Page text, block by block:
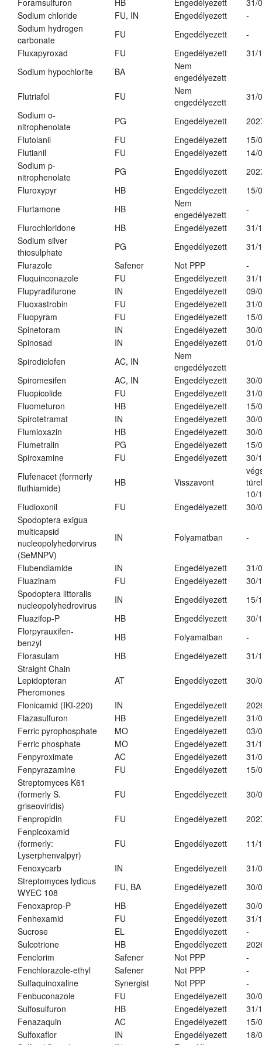
Foramsulfuron HB Engedélyezett
31/
Sodium chloride
FU, IN Engedélyezett
-
Sodium hydrogen
carbonate
FU Engedélyezett
-
Fluxapyroxad
FU Engedélyezett
31/
Sodium hypochlorite
BA
Nem
engedélyezett
Flutriafol
FU
Nem
engedélyezett
31/
Sodium o-
nitrophenolate
PG Engedélyezett
Flutolanil
FU Engedélyezett
15/
Flutianil
FU Engedélyezett
14/
Sodium p-
nitrophenolate
PG Engedélyezett
Fluroxypyr
HB Engedélyezett
15/
Flurtamone
HB
Nem
engedélyezett
-
Flurochloridone
HB Engedélyezett
31/
Sodium silver
thiosulphate
PG Engedélyezett
31/
Flurazole
Safener Not PPP
-
Fluquinconazole
FU Engedélyezett
31/
Flupyradifurone
IN Engedélyezett
09/
Fluoxastrobin
FU Engedélyezett
31/
Fluopyram
FU Engedélyezett
15/
Spinetoram
IN Engedélyezett
30/
Spinosad
IN Engedélyezett
01/
Spirodiclofen
AC, IN
Nem
engedélyezett
Spiromesifen
AC, IN Engedélyezett
30/
Fluopicolide
FU Engedélyezett
31/
Fluometuron
HB Engedélyezett
15/
Spirotetramat
IN Engedélyezett
30/
Flumioxazin
HB Engedélyezett
30/
Flumetralin
PG Engedélyezett
15/
Spiroxamine
FU Engedélyezett
30/
Flufenacet (formerly
fluthiamide)
HB Visszavont
10/
Fludioxonil
FU Engedélyezett
30/
Spodoptera exigua
multicapsid
nucleopolyhedorvirus
(SeMNPV)
IN Folyamatban -
Flubendiamide IN Engedélyezett
31/
Fluazinam
FU Engedélyezett
30/
Spodoptera littoralis
nucleopolyhedrovirus
IN Engedélyezett
15/
Fluazifop-P
HB Engedélyezett
30/
Florpyrauxifen-
benzyl
HB Folyamatban
-
Florasulam
HB Engedélyezett
31/
Straight Chain
Lepidopteran
Pheromones
AT Engedélyezett 30/
Flonicamid (IKI-220) IN Engedélyezett
Flazasulfuron
HB Engedélyezett
31/
Ferric pyrophosphate
MO Engedélyezett
03/
Ferric phosphate
MO Engedélyezett
31/
Fenpyroximate
AC Engedélyezett
31/
Fenpyrazamine
FU Engedélyezett
15/
Streptomyces K61
(formerly S.
griseoviridis)
FU Engedélyezett 30/
Fenpropidin FU Engedélyezett
Fenpicoxamid
(formerly:
Lyserphenvalpyr)
FU Engedélyezett 11/
Fenoxycarb IN Engedélyezett
31/
Streptomyces lydicus
WYEC 108
FU, BA Engedélyezett
30/
Fenoxaprop-P
HB Engedélyezett
30/
Fenhexamid
FU Engedélyezett
31/
Sucrose
EL Engedélyezett
-
Sulcotrione
HB Engedélyezett
Fenclorim
Safener Not PPP
-
Fenchlorazole-ethyl
Safener Not PPP
-
Sulfaquinoxaline
Synergist Not PPP
-
Fenbuconazole
FU Engedélyezett
30/
Sulfosulfuron
HB Engedélyezett
31/
Fenazaquin
AC Engedélyezett
15/
Sulfoxaflor
IN Engedélyezett
18/